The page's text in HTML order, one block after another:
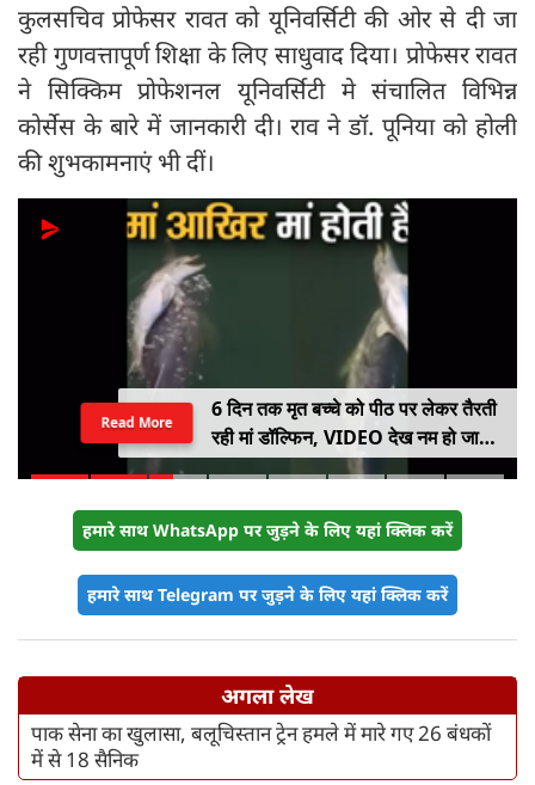
कुलसचिव प्रोफेसर रावत को यूनिवर्सिटी की ओर से दी जा
रही गुणवत्तापूर्ण शिक्षा के लिए साधुवाद दिया। प्रोफेसर रावत
ने सिक्किम प्रोफेशनल यूनिवर्सिटी मे संचालित विभिन्न
कोर्सेस के बारे में जानकारी दी। राव ने डॉ. पूनिया को होली
की शुभकामनाएं भी दीं।
6 दिन तक मृत बच्चे को पीठ पर लेकर तैरती
रही मां डॉल्फिन, VIDEO देख नम हो जाएंगी
आंखें
Read More
हमारे साथ WhatsApp पर जुड़ने के लिए यहां क्लिक करें
हमारे साथ Telegram पर जुड़ने के लिए यहां क्लिक करें
अगला लेख
पाक सेना का खुलासा, बलूचिस्तान ट्रेन हमले में मारे गए 26 बंधकों
में से 18 सैनिक